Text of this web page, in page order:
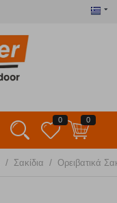
0 0
/ Σακίδια / Ορειβατικά